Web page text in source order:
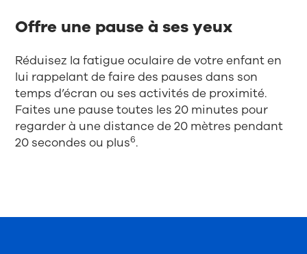
Offre une pause à ses yeux
Réduisez la fatigue oculaire de votre enfant en
lui rappelant de faire des pauses dans son
temps d’écran ou ses activités de proximité.
Faites une pause toutes les 20 minutes pour
regarder à une distance de 20 mètres pendant
20 secondes ou plus6.